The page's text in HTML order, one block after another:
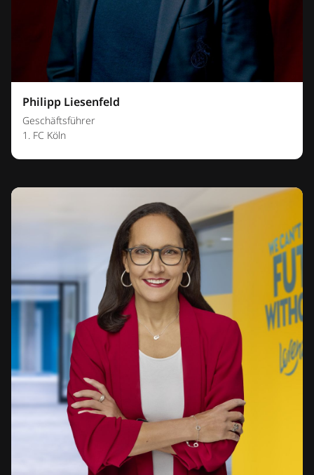
Philipp Liesenfeld
Geschäftsführer
1. FC Köln